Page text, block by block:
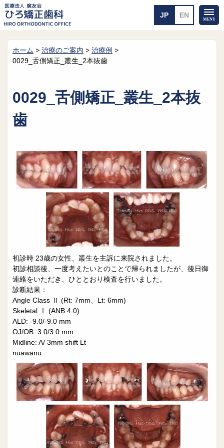
ホーム
院内探検
治療の流れ
装置の見えない矯正
矯正治療のリスク よくあるご質問
メール送信 相談室
皆さんの声 求人
院長日誌 治療相談
スタッフブログ サイトマップ
0263-54-6622
ホーム > 治療のご案内 > 治療例 >
0029_舌側矯正_叢生_2本抜歯
0029_舌側矯正_叢生_2本抜
歯
初診時 23歳の女性、叢生を主訴に来院されました。
初診相談後、一度考えたいとのことで帰られましたが、後日御
連絡をいただき、ひととおり検査を行いました。
診断結果：
Angle Class Ⅱ (Rt: 7mm、Lt: 6mm)
Skeletal Ⅰ (ANB 4.0)
ALD: -9.0/-9.0 mm
OJ/OB: 3.0/3.0 mm
Midline: A/ 3mm shift Lt
nuawanu